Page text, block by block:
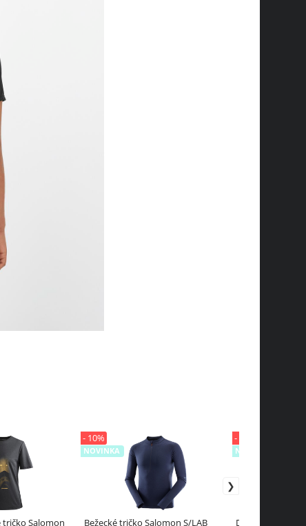
tričko Salomon
Bežecké tričko Salomon S/LAB
NOVINKA
- 10%
Dámske
NOVINKA
- 10%